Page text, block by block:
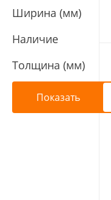
Ширина (мм)
Наличие
Толщина (мм)